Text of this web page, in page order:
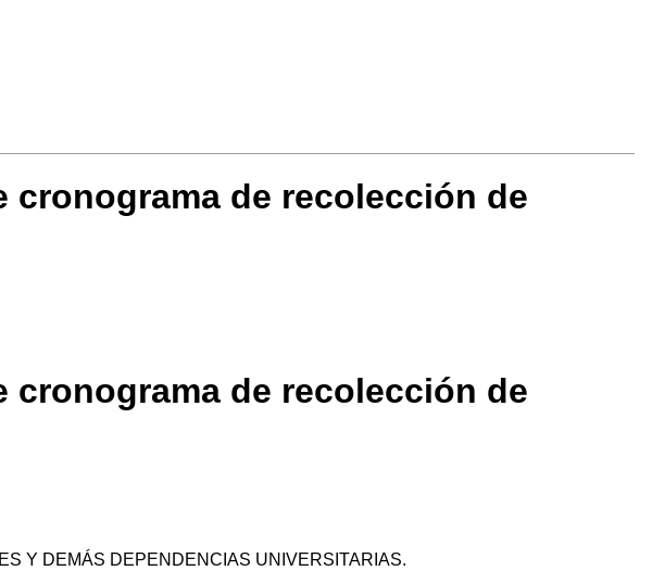
cronograma de recolección de
cronograma de recolección de
DEMÁS DEPENDENCIAS UNIVERSITARIAS.